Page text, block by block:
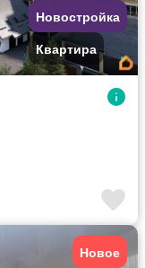
Новостройка
Квартира
Новое